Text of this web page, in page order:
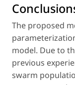
The proposed
model. Due to
previous
swarm